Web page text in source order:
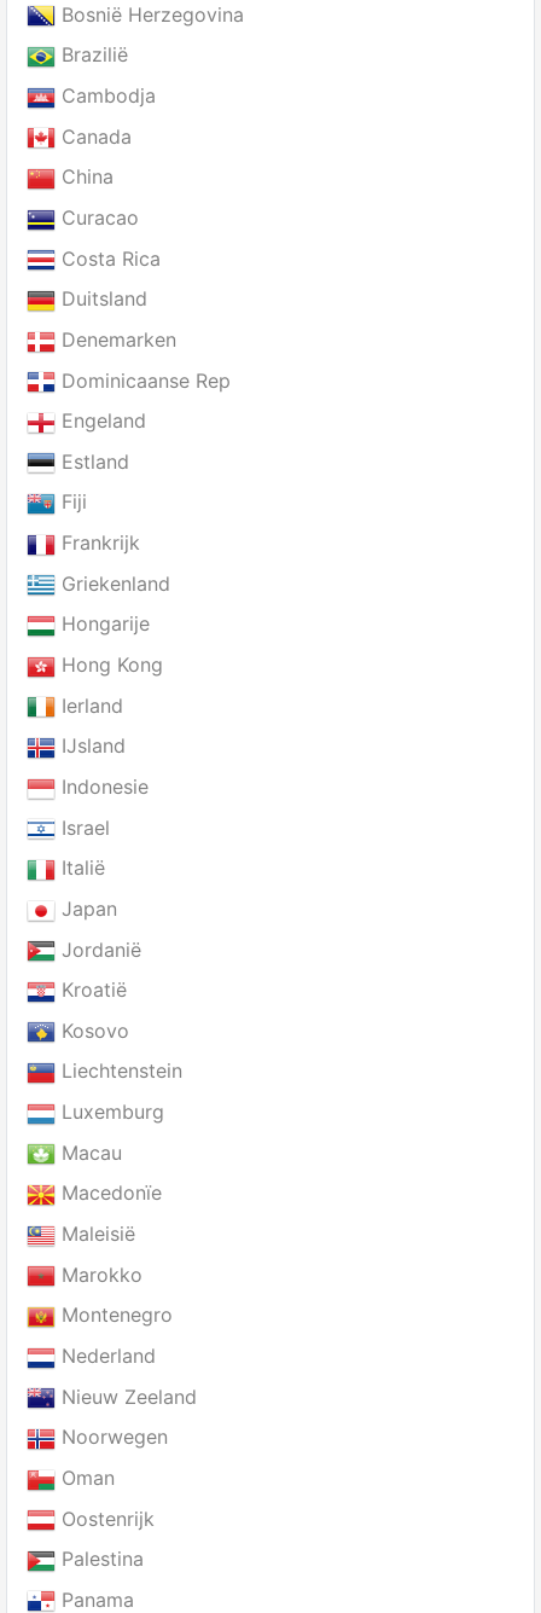
Bosnië Herzegovina
Brazilië
Cambodja
Canada
China
Curacao
Costa Rica
Duitsland
Denemarken
Dominicaanse Rep
Engeland
Estland
Fiji
Frankrijk
Griekenland
Hongarije
Hong Kong
Ierland
IJsland
Indonesie
Israel
Italië
Japan
Jordanië
Kroatië
Kosovo
Liechtenstein
Luxemburg
Macau
Macedonïe
Maleisië
Marokko
Montenegro
Nederland
Nieuw Zeeland
Noorwegen
Oman
Oostenrijk
Palestina
Panama